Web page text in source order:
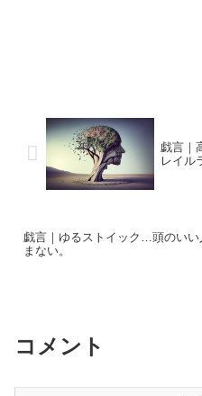
戯言｜
レイル
戯言｜ゆるストイック…頭のいい
まない。
コメント